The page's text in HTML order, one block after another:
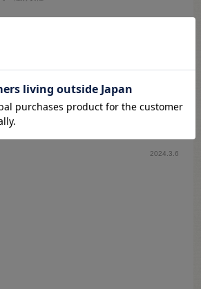
参考になった 0 Like!
2024.3.6